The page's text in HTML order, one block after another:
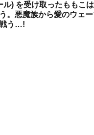
) を受け取ったももこ
。悪魔族から愛のウェ
戦う…!